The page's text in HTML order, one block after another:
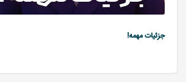
جزئیات مهمه!